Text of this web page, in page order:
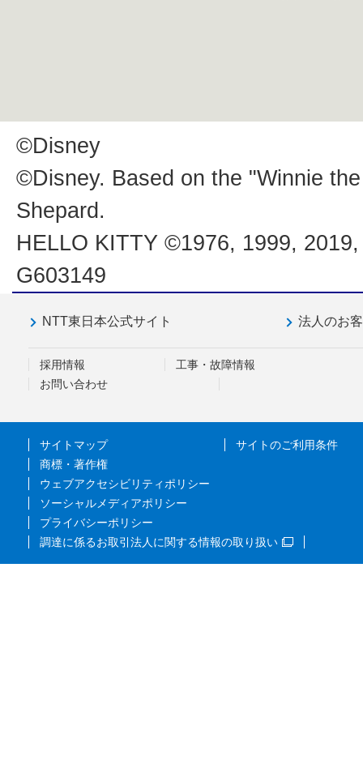
©Disney
©Disney. Based on the "Winnie
Shepard.
HELLO KITTY ©1976, 1999,
G603149
NTT東日本公式サイト 法人のお
採用情報
工事・故障情報
お問い合わせ
サイトマップ
サイトのご利用条件
商標・著作権
ウェブアクセシビリティポリシー
ソーシャルメディアポリシー
プライバシーポリシー
調達に係るお取引法人に関する情報の取り扱い